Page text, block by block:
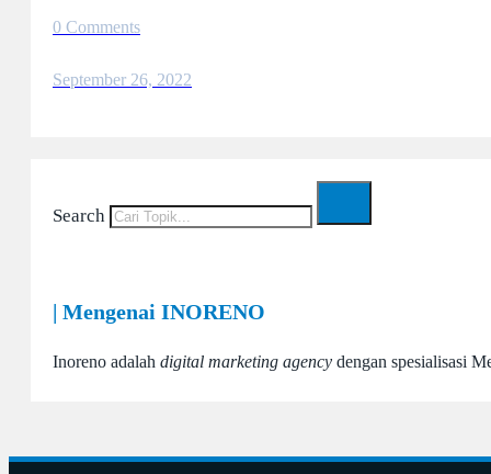
0 Comments
September 26, 2022
Search
| Mengenai INORENO
Inoreno adalah digital marketing agency dengan spesialisasi